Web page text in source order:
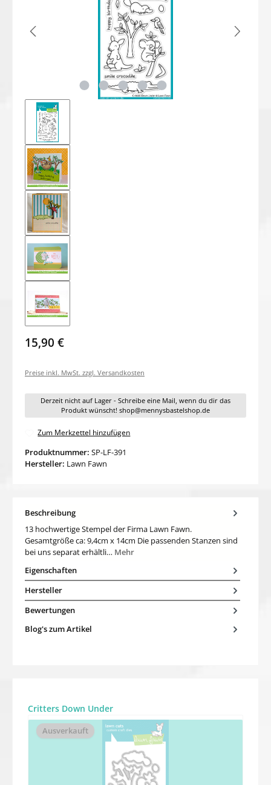
15,90 €
Preise inkl. MwSt. zzgl. Versandkosten
Derzeit nicht auf Lager - Schreibe eine Mail, wenn du dir das
Produkt wünscht! shop@mennysbastelshop.de
Zum Merkzettel hinzufügen
Produktnummer: SP-LF-391
Hersteller: Lawn Fawn
Beschreibung
13 hochwertige Stempel der Firma Lawn Fawn.
Gesamtgröße ca: 9,4cm x 14cm Die passenden Stanzen sind
bei uns separat erhältli… Mehr
Eigenschaften
Hersteller
Bewertungen
Blog's zum Artikel
Produktgalerie überspringen
Critters Down Under
Ausverkauft